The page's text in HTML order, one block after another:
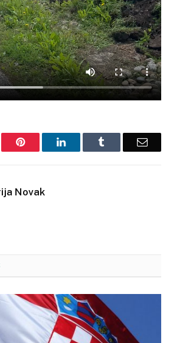
Pinterest LinkedIn Email
Novak